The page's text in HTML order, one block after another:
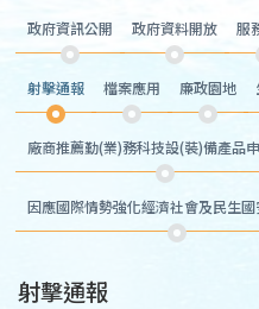
政府資訊公開 政府資料開放 服
射擊通報 檔案應用 廉政園地
廠商推薦勤(業)務科技設(裝)備產品
因應國際情勢強化經濟社會及民生
射擊通報